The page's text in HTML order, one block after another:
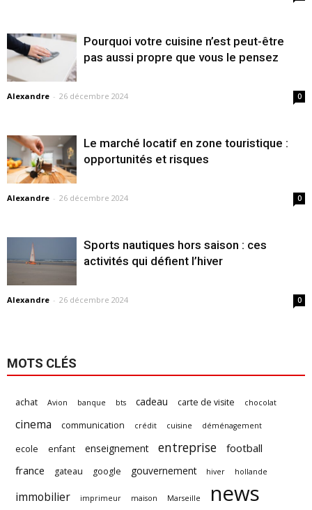
Pourquoi votre cuisine n’est peut-être
pas aussi propre que vous le pensez
Alexandre - 26 décembre 2024 0
Le marché locatif en zone touristique :
opportunités et risques
Alexandre - 26 décembre 2024 0
Sports nautiques hors saison : ces
activités qui défient l’hiver
Alexandre - 26 décembre 2024 0
MOTS CLÉS
achat Avion banque bts cadeau carte de visite chocolat
cinema communication crédit cuisine déménagement
ecole enfant enseignement entreprise
football
france
gateau google gouvernement hiver hollande
immobilier imprimeur maison Marseille news